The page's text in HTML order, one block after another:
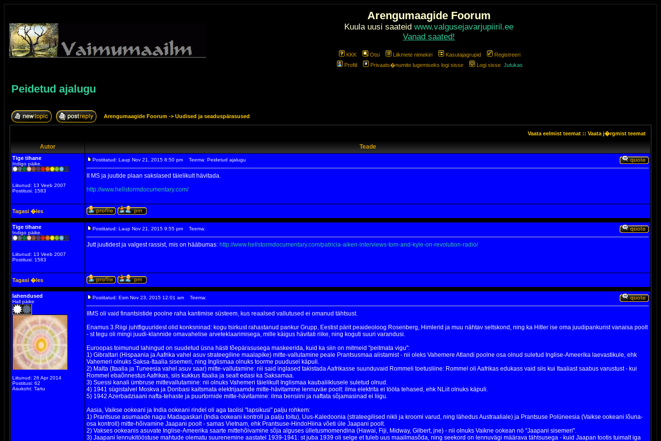
Arengumaagide Foorum
Kuula uusi saateid www.valgusejavarjupiiril.ee
Vanad saated!
KKK Otsi Liikmete nimekiri Kasutajagrupid
Registreeri
Profiil
Privaats�numite lugemiseks logi sisse Logi sisse Jutukas
Peidetud ajalugu
Arengumaagide Foorum -> Uudised ja seaduspärasused
Vaata eelmist teemat :: Vaata j�rgmist teemat
Autor Teade
Tige tihane
Indigo päike.
Liitunud: 13 Veeb 2007
Postitusi: 1583
Postitatud: Laup Nov 21, 2015 8:50 pm Teema: Peidetud ajalugu
II MS ja juutide plaan sakslased täielikult hävitada.
http://www.hellstormdocumentary.com/
Tagasi �les
Tige tihane
Indigo päike.
Liitunud: 13 Veeb 2007
Postitusi: 1583
Postitatud: Laup Nov 21, 2015 9:55 pm Teema:
Jutt juutidest ja valgest rassist, mis on hääbumas: http://www.hellstormdocumentary.com/patricia-aiken-interviews-tom-and-kyle-on-revolution-radio/
Tagasi �les
lahendused
Hall päike
Liitunud: 26 Apr 2014
Postitusi: 62
Asukoht: Tartu
Postitatud: Esm Nov 23, 2015 12:01 am Teema:
IIMS oli vaid finantsistide poolne raha kantimise süsteem, kus reaalsed vallutused ei omanud tähtsust.
Enamus 3.Riigi juhtfiguuridest olid konksninad: kogu tsirkust rahastanud pankur Grupp, Eestist pärit peaideoloog Rosenberg, Himlerid ja muu nähtav seltskond, ning ka Hitler ise oma juudipankurist vanaisa poolt
- st tegu oli mingi juudi-klannide omavahelise arveteklaarimisega, mille käigus hävitati riike, ning koguti suuri varandusi.
Euroopas toimunud lahingud on suudetud üsna hästi tõepärasusega maskeerida, kuid ka siin on mitmeid "peitmata vigu":
1) Gibraltari (Hispaania ja Aafrika vahel asuv strateegiline maalapike) mitte-vallutamine peale Prantsusmaa alistamist - nii oleks Vahemere Atlandi poolne osa olnud suletud Inglise-Ameerika laevastikule, ehk
Vahemeri olnuks Saksa-Itaalia sisemeri, ning Inglismaa olnuks toorme puudusel käpuli.
2) Malta (Itaalia ja Tuneesia vahel asuv saar) mitte-vallutamine: nii said inglased takistada Aafrikasse suunduvaid Rommeli toetusliine: Rommel oli Aafrikas edukass vaid siis kui Itaaliast saabus varustust - kui
Rommel ebaõnnestus Aafrikas, siis kukkus Itaalia ja sealt edasi ka Saksamaa.
3) Suessi kanali ümbruse mittevallutamine: nii olnuks Vahemeri täielikult Inglismaa kaubaliiklusele suletud olnud.
4) 1941 sügistalvel Moskva ja Donbasi kaitsmata elektrijaamde mitte-hävitamine lennuväe poolt: ilma elektrita ei tööta tehased, ehk NLiit olnuks käpuli.
5) 1942 Azerbadziaani nafta-tehaste ja puurtornide mitte-hävitamine: ilma bensiini ja naftata sõjamasinad ei liigu.
Aasia, Vaikse ookeani ja India ookeani rindel oli aga taolisi "lapsikusi" palju rohkem:
1) Prantsuse asumaade nagu Madagaskari (India ookeani kontroll ja palju toitu), Uus-Kaledoonia (strateegilised nikli ja kroomi varud, ning lähedus Austraaliale) ja Prantsuse Polüneesia (Vaikse ookeani lõuna-
osa kontroll) mitte-hõivamine Jaapani poolt - samas Vietnam, ehk Prantsuse-HindoHiina võeti üle Jaapani poolt.
2) Vakses ookeanis asuvate Inglise-Ameerika saarte mittehõivamine sõja alguses ülletusmomendina (Hawai, Fiji, Midway, Gilbert, jne) - nii olnuks Vaikne ookean nö "Jaapani sisemeri".
3) Jaapani lennukitööstuse mahtude olematu suurenemine aastatel 1939-1941: st juba 1939 oli selge et tuleb uus maailmasõda, ning seekord on lennuvägi määrava tähtsusega - kuid Jaapan tootis tuimalt iga